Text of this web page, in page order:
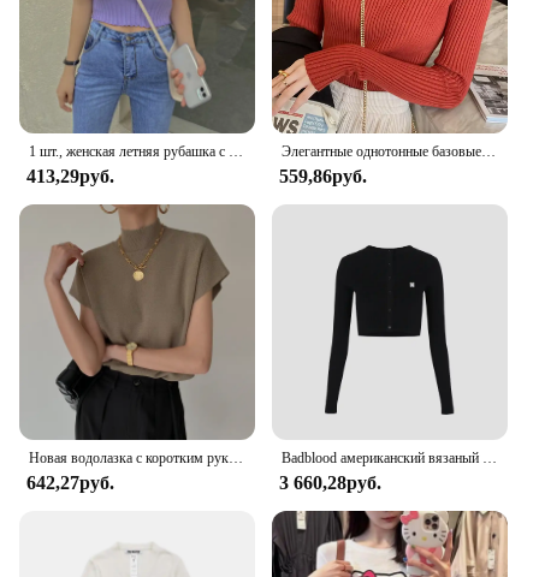
413,29руб.
Элегантные однотонные базовые вязаные топы, женский свитер с воротником и длинным рукавом, повседневный тонкий пуловер, корейская мода, простая шикарная одежда
559,86руб.
642,27руб. 3 660,28руб.